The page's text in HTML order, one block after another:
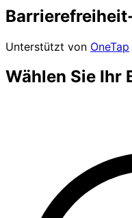
Unterstützt von OneTap
Wählen Sie Ihr